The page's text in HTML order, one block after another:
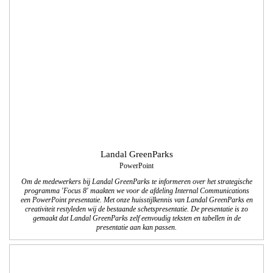
Landal GreenParks
PowerPoint
Om de medewerkers bij Landal GreenParks te informeren over het strategische
programma 'Focus 8' maakten we voor de afdeling Internal Communications
een PowerPoint presentatie. Met onze huisstijlkennis van Landal GreenParks en
creativiteit restyleden wij de bestaande schetspresentatie. De presentatie is zo
gemaakt dat Landal GreenParks zelf eenvoudig teksten en tabellen in de
presentatie aan kan passen.